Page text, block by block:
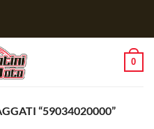
0
“59034020000”